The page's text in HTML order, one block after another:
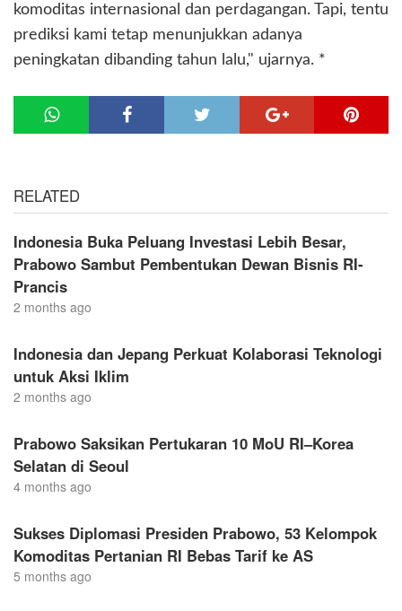
komoditas internasional dan perdagangan. Tapi, tentu
prediksi kami tetap menunjukkan adanya
peningkatan dibanding tahun lalu," ujarnya. *
RELATED
Indonesia Buka Peluang Investasi Lebih Besar,
Prabowo Sambut Pembentukan Dewan Bisnis RI-
Prancis
2 months ago
Indonesia dan Jepang Perkuat Kolaborasi Teknologi
untuk Aksi Iklim
2 months ago
Prabowo Saksikan Pertukaran 10 MoU RI–Korea
Selatan di Seoul
4 months ago
Sukses Diplomasi Presiden Prabowo, 53 Kelompok
Komoditas Pertanian RI Bebas Tarif ke AS
5 months ago